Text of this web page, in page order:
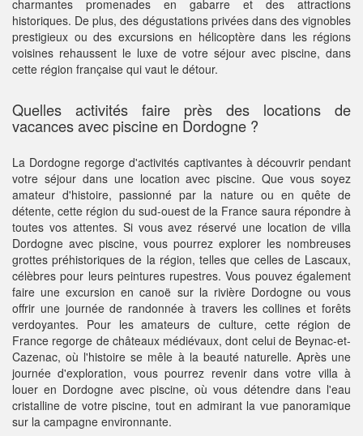
charmantes promenades en gabarre et des attractions
historiques. De plus, des dégustations privées dans des vignobles
prestigieux ou des excursions en hélicoptère dans les régions
voisines rehaussent le luxe de votre séjour avec piscine, dans
cette région française qui vaut le détour.
Quelles activités faire près des locations de
vacances avec piscine en Dordogne ?
La Dordogne regorge d'activités captivantes à découvrir pendant
votre séjour dans une location avec piscine. Que vous soyez
amateur d'histoire, passionné par la nature ou en quête de
détente, cette région du sud-ouest de la France saura répondre à
toutes vos attentes. Si vous avez réservé une location de villa
Dordogne avec piscine, vous pourrez explorer les nombreuses
grottes préhistoriques de la région, telles que celles de Lascaux,
célèbres pour leurs peintures rupestres. Vous pouvez également
faire une excursion en canoë sur la rivière Dordogne ou vous
offrir une journée de randonnée à travers les collines et forêts
verdoyantes. Pour les amateurs de culture, cette région de
France regorge de châteaux médiévaux, dont celui de Beynac-et-
Cazenac, où l'histoire se mêle à la beauté naturelle. Après une
journée d'exploration, vous pourrez revenir dans votre villa à
louer en Dordogne avec piscine, où vous détendre dans l'eau
cristalline de votre piscine, tout en admirant la vue panoramique
sur la campagne environnante.